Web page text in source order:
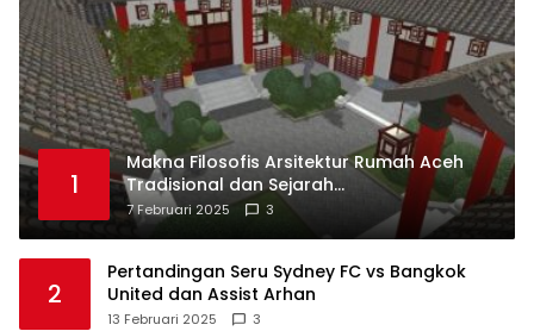
1
Makna Filosofis Arsitektur Rumah Aceh
Tradisional dan Sejarah
Perkembangannya
7 Februari 2025 3
2
Pertandingan Seru Sydney FC vs Bangkok
United dan Assist Arhan
13 Februari 2025 3